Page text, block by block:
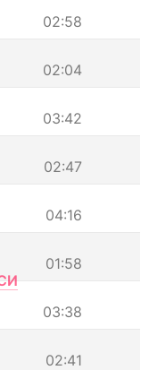
02:58
02:04
03:42
02:47
04:16
01:58
03:38
02:41